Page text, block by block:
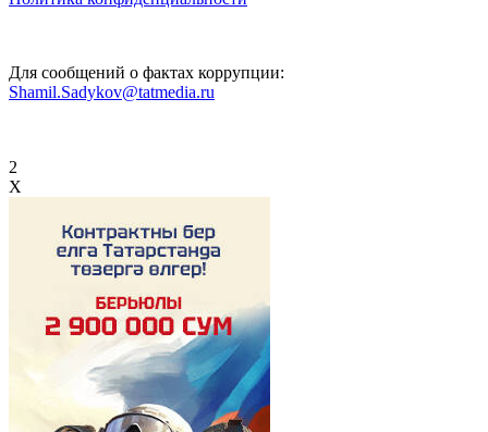
Для сообщений о фактах коррупции:
Shamil.Sadykov@tatmedia.ru
2
X